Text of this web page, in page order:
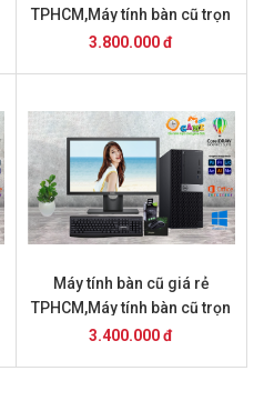
TPHCM,Máy tính bàn cũ trọn
bộ giá 3,8 triệu
3.800.000 đ
Máy tính bàn cũ giá rẻ
TPHCM,Máy tính bàn cũ trọn
bộ giá 3 .4 triệu
3.400.000 đ